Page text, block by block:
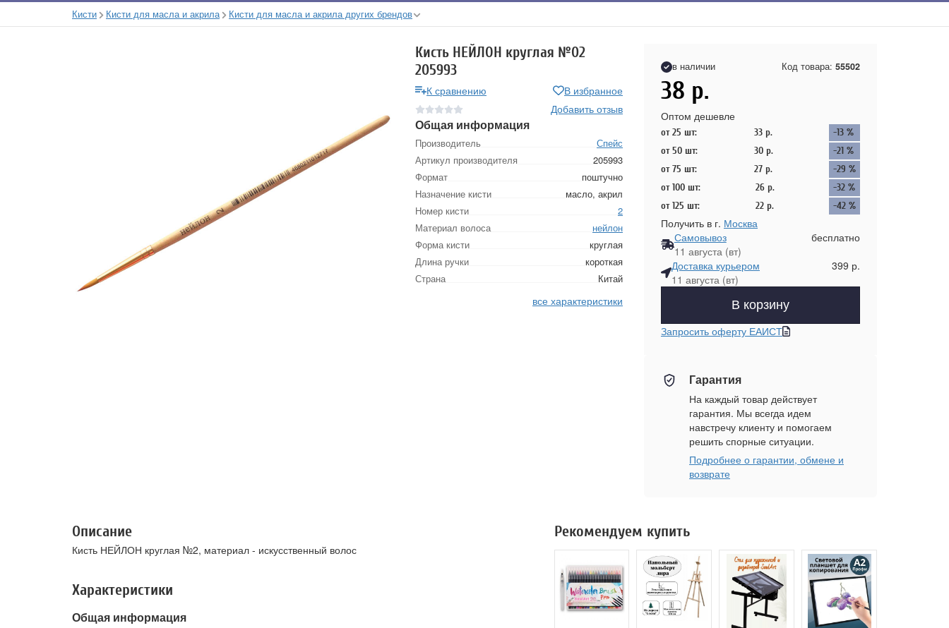
Кисти Кисти для масла и акрила Кисти для масла и акрила других брендов
Кисть НЕЙЛОН круглая №02
205993
К сравнению
В избранное
Добавить отзыв
Общая информация
Производитель
Спейс
Артикул производителя
205993
Формат
поштучно
Назначение кисти
масло, акрил
Номер кисти
2
Материал волоса
нейлон
Форма кисти
круглая
Длина ручки
короткая
Страна
Китай
все характеристики
в наличии Код товара: 55502
38 р.
Оптом дешевле
от 25 шт: 33 р.
-13 %
от 50 шт:
30 р.
-21 %
от 75 шт:
27 р.
-29 %
от 100 шт:
26 р.
-32 %
от 125 шт:
22 р. -42 %
Получить в г. Москва
Самовывоз
11 августа (вт)
бесплатно
Доставка курьером
11 августа (вт)
399 р.
В корзину
Запросить оферту ЕАИСТ
Гарантия
На каждый товар действует
гарантия. Мы всегда идем
навстречу клиенту и помогаем
решить спорные ситуации.
Подробнее о гарантии, обмене и
возврате
Описание
Кисть НЕЙЛОН круглая №2, материал - искусственный волос
Характеристики
Общая информация
Рекомендуем купить